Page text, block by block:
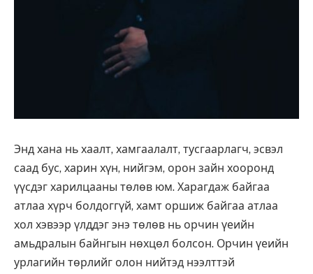
Энд хана нь хаалт, хамгаалалт, тусгаарлагч, эсвэл
саад бус, харин хүн, нийгэм, орон зайн хооронд
үүсдэг харилцааны төлөв юм. Харагдаж байгаа
атлаа хүрч болдоггүй, хамт оршиж байгаа атлаа
хол хэвээр үлддэг энэ төлөв нь орчин үеийн
амьдралын байнгын нөхцөл болсон. Орчин үеийн
урлагийн төрлийг олон нийтэд нээлттэй